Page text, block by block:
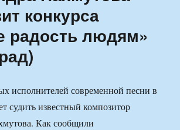
конкурса
радость людям»
исполнителей современной песни в
судить известный композитор
Как сообщили